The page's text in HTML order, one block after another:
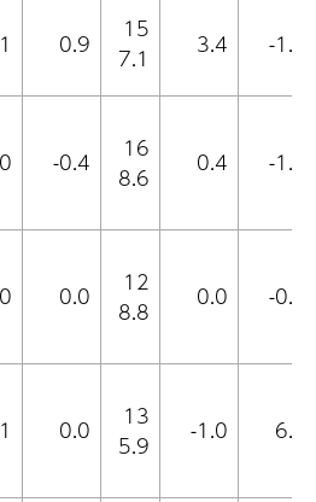
0.9
15
7.1
3.4 -1.4
-0.4
16
8.6
0.4 -1.4
0.0
12
8.8
0.0 -0.5
0.0
13
5.9
-1.0 6.7